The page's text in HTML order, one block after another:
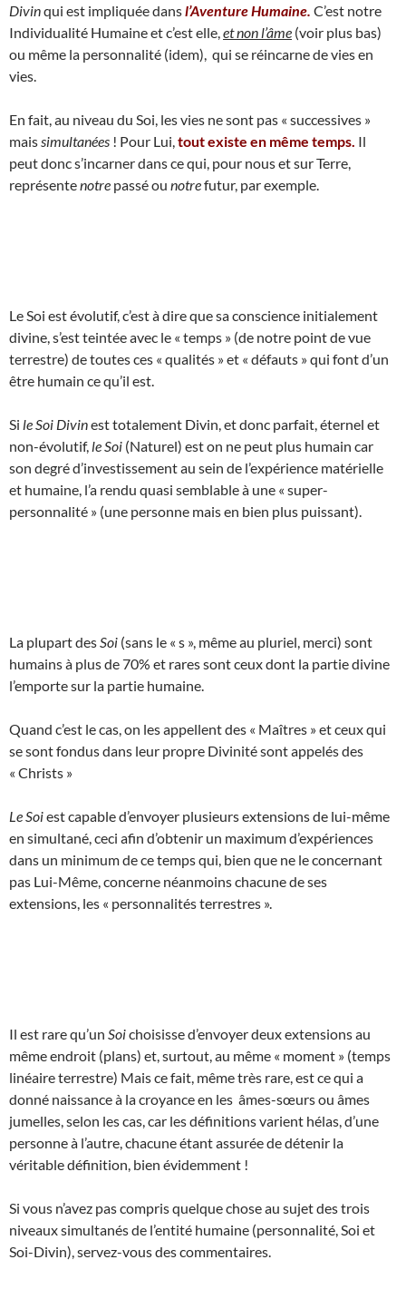
Divinqui est impliquée dansl’Aventure Humaine. C’est notre
Individualité Humaine et c’est elle, et non l’âme (voir plus bas)
ou même la personnalité (idem), qui se réincarne de vies en
vies.
En fait, au niveau du Soi, les vies ne sont pas « successives »
mais simultanées ! Pour Lui, tout existe en même temps. Il
peut donc s’incarner dans ce qui, pour nous et sur Terre,
représentenotre passé ou notrefutur, par exemple.
Le Soi est évolutif, c’est à dire que sa conscience initialement
divine, s’est teintée avec le « temps » (de notre point de vue
terrestre) de toutes ces « qualités » et « défauts » qui font d’un
être humain ce qu’il est.
Si le Soi Divinest totalement Divin, et donc parfait, éternel et
non-évolutif, le Soi (Naturel) est on ne peut plus humain car
son degré d’investissement au sein de l’expérience matérielle
et humaine, l’a rendu quasi semblable à une « super-
personnalité » (une personne mais en bien plus puissant).
La plupart des Soi (sans le « s », même au pluriel, merci) sont
humains à plus de 70% et rares sont ceux dont la partie divine
l’emporte sur la partie humaine.
Quand c’est le cas, on les appellent des « Maîtres » et ceux qui
se sont fondus dans leur propre Divinité sont appelés des
« Christs »
Le Soiest capable d’envoyer plusieurs extensions de lui-même
en simultané, ceci afin d’obtenir un maximum d’expériences
dans un minimum de ce temps qui, bien que ne le concernant
pas Lui-Même, concerne néanmoins chacune de ses
extensions, les « personnalités terrestres ».
Il est rare qu’un Soichoisisse d’envoyer deux extensions au
même endroit (plans) et, surtout, au même « moment » (temps
linéaire terrestre) Mais ce fait, même très rare, est ce qui a
donné naissance à la croyance en les âmes-sœurs ou âmes
jumelles, selon les cas, car les définitions varient hélas, d’une
personne à l’autre, chacune étant assurée de détenir la
véritable définition, bien évidemment !
Si vous n’avez pas compris quelque chose au sujet des trois
niveaux simultanés de l’entité humaine (personnalité, Soi et
Soi-Divin), servez-vous des commentaires.